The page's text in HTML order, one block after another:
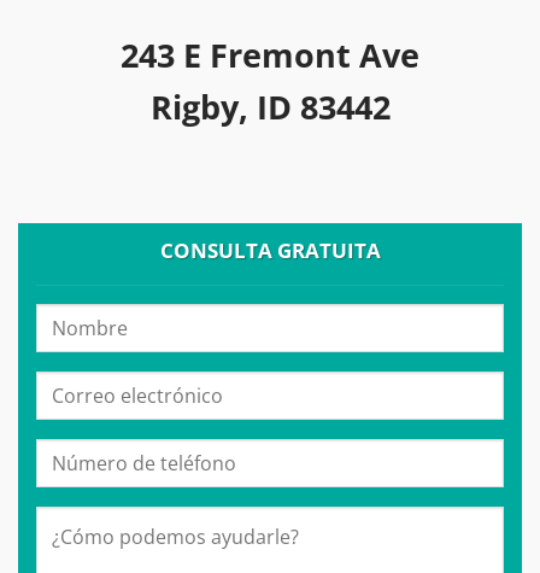
243 E Fremont Ave
Rigby, ID 83442
CONSULTA GRATUITA